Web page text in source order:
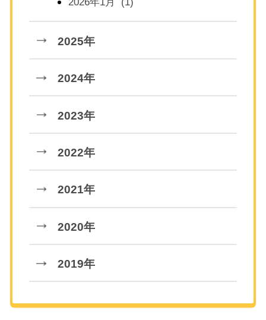
2026年1月 (1)
2025年
2024年
2023年
2022年
2021年
2020年
2019年